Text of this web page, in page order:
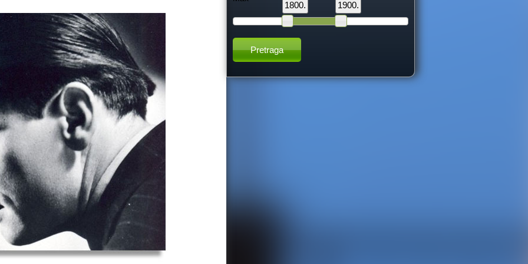
h
1800. 1900.